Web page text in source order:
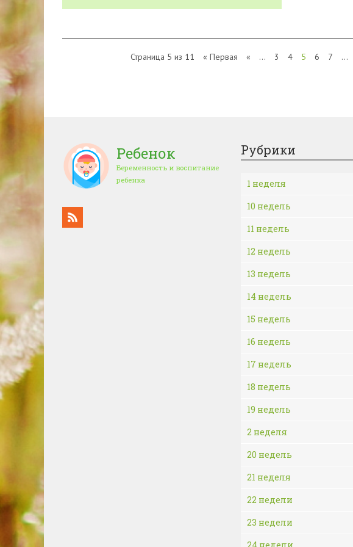
Страница 5 из 11 « Первая « ... 3 4 5 6 7 ...
Ребенок
Беременность и воспитание
ребенка
Рубрики
1 неделя
10 недель
11 недель
12 недель
13 недель
14 недель
15 недель
16 недель
17 недель
18 недель
19 недель
2 неделя
20 недель
21 неделя
22 недели
23 недели